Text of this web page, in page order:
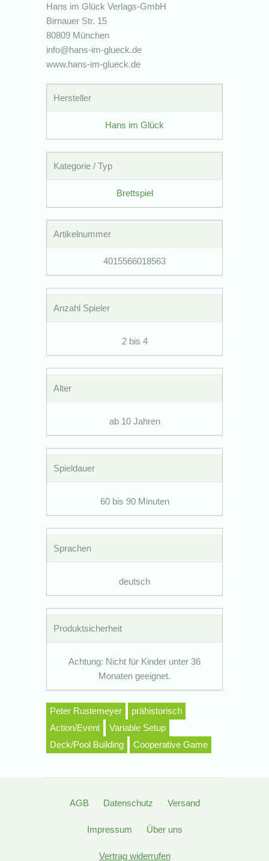
Hans im Glück Verlags-GmbH
Birnauer Str. 15
80809 München
info@hans-im-glueck.de
www.hans-im-glueck.de
Hersteller
Hans im Glück
Kategorie / Typ
Brettspiel
Artikelnummer
4015566018563
Anzahl Spieler
2 bis 4
Alter
ab 10 Jahren
Spieldauer
60 bis 90 Minuten
Sprachen
deutsch
Produktsicherheit
Achtung: Nicht für Kinder unter 36
Monaten geeignet.
Peter Rustemeyer
prähistorisch
Action/Event
Variable Setup
Deck/Pool Building
Cooperative Game
AGB Datenschutz Versand
Impressum Über uns
Vertrag widerrufen